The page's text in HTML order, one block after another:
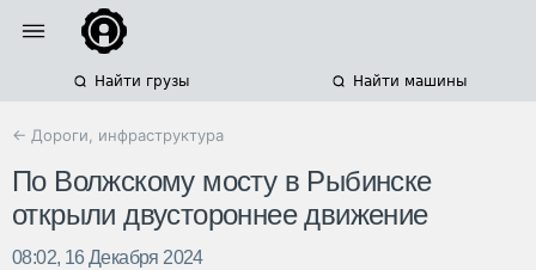
Найти грузы Найти машины
← Дороги, инфраструктура
По Волжскому мосту в Рыбинске
открыли двустороннее движение
08:02, 16 Декабря 2024